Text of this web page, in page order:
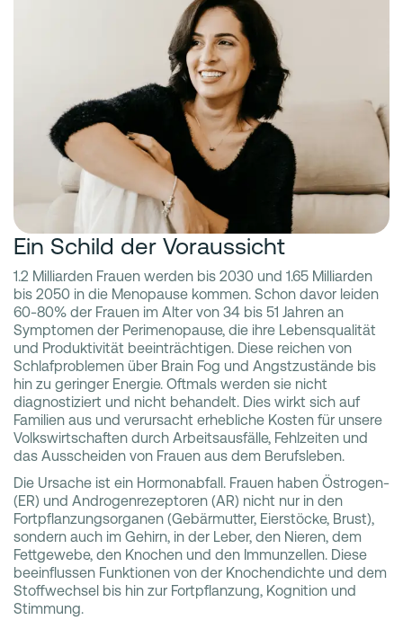
Ein Schild der Voraussicht
1.2 Milliarden Frauen werden bis 2030 und 1.65 Milliarden
bis 2050 in die Menopause kommen. Schon davor leiden
60-80% der Frauen im Alter von 34 bis 51 Jahren an
Symptomen der Perimenopause, die ihre Lebensqualität
und Produktivität beeinträchtigen. Diese reichen von
Schlafproblemen über Brain Fog und Angstzustände bis
hin zu geringer Energie. Oftmals werden sie nicht
diagnostiziert und nicht behandelt. Dies wirkt sich auf
Familien aus und verursacht erhebliche Kosten für unsere
Volkswirtschaften durch Arbeitsausfälle, Fehlzeiten und
das Ausscheiden von Frauen aus dem Berufsleben.
Die Ursache ist ein Hormonabfall. Frauen haben Östrogen-
(ER) und Androgenrezeptoren (AR) nicht nur in den
Fortpflanzungsorganen (Gebärmutter, Eierstöcke, Brust),
sondern auch im Gehirn, in der Leber, den Nieren, dem
Fettgewebe, den Knochen und den Immunzellen. Diese
beeinflussen Funktionen von der Knochendichte und dem
Stoffwechsel bis hin zur Fortpflanzung, Kognition und
Stimmung.